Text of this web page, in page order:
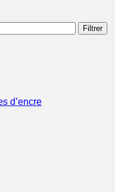
Filtrer
d’encre